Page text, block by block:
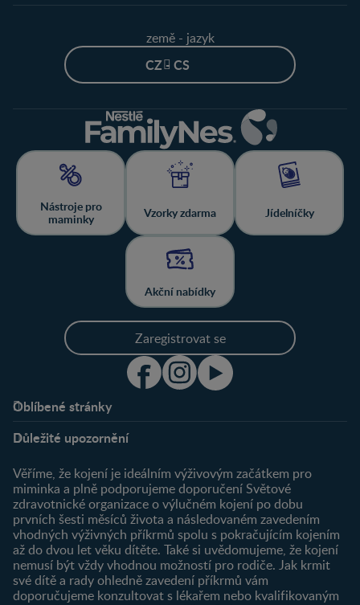
země - jazyk
CZ - CS
Nástroje pro
maminky
Vzorky zdarma Jídelníčky
Akční nabídky
Zaregistrovat se
Oblíbené stránky
O nás
Můj účet
Registrace
Newsletter
Přihlášení
Produkty
Najít produkt
Důležité upozornění
Věříme, že kojení je ideálním výživovým začátkem pro
miminka a plně podporujeme doporučení Světové
zdravotnické organizace o výlučném kojení po dobu
prvních šesti měsíců života a následovaném zavedením
vhodných výživných příkrmů spolu s pokračujícím kojením
až do dvou let věku dítěte. Také si uvědomujeme, že kojení
nemusí být vždy vhodnou možností pro rodiče. Jak krmit
své dítě a rady ohledně zavedení příkrmů vám
doporučujeme konzultovat s lékařem nebo kvalifikovaným